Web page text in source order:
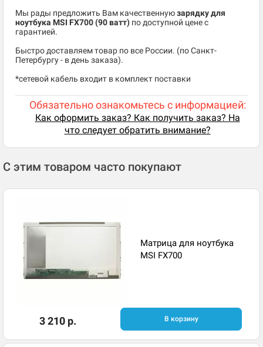
Мы рады предложить Вам качественнуюзарядку для
ноутбука MSI FX700 (90 ватт) по доступной цене с
гарантией.
Быстро доставляем товар по все России. (по Санкт-
Петербургу - в день заказа).
*сетевой кабель входит в комплект поставки
Обязательно ознакомьтесь с информацией:
Как оформить заказ? Как получить заказ? На
что следует обратить внимание?
С этим товаром часто покупают
Матрица для ноутбука
MSI FX700
3 210 р. В корзину